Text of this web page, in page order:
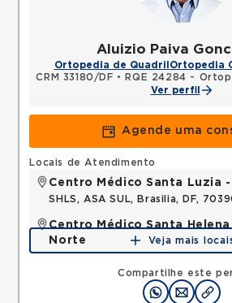
Aluizio Paiva
Ortopedia de Quadril Ortopedia
CRM 33180/DF •
RQE 24284 -
Ver perfil
Agende uma
Compartilhe este
Locais de Atendimento
Centro Médico Santa Luzia
SHLS, ASA SUL, Brasilia, DF,
Centro Médico Santa
Norte
SHLN, ASA NORTE, Brasilia, DF,
Veja mais